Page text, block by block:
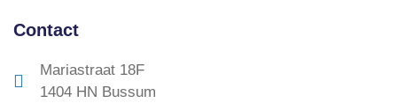
Contact
Mariastraat 18F
1404 HN Bussum